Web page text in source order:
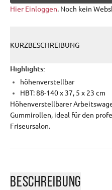
Hier Einloggen. Noch kein
KURZBESCHREIBUNG
Highlights:
höhenverstellbar
HBT: 88-140 x 37, 5 x 23 cm
Höhenverstellbarer
Gummirollen, ideal für den
Friseursalon.
BESCHREIBUNG